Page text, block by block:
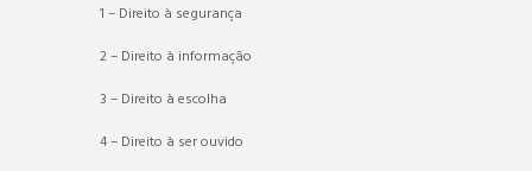
1 – Direito à segurança
2 – Direito à informação
3 – Direito à escolha
4 – Direito à ser ouvido